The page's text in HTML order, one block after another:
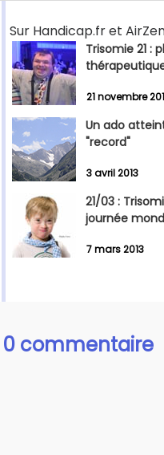
Sur Handicap.fr et
Trisomie 21 :
21 novembre
Un ado
"record"
3 avril 2013
21/03 :
journée
7 mars 2013
0 commentaire